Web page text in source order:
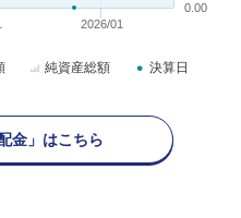
2026/01
0.00
純資産総額 決算日
金」はこちら